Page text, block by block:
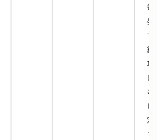
毎
発
納
項